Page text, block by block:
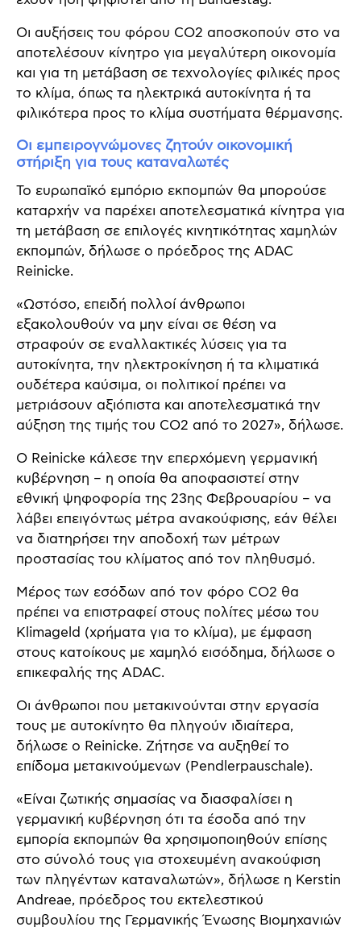
Οι αυξήσεις του φόρου CO2 αποσκοπούν στο να
αποτελέσουν κίνητρο για μεγαλύτερη οικονομία
και για τη μετάβαση σε τεχνολογίες φιλικές προς
το κλίμα, όπως τα ηλεκτρικά αυτοκίνητα ή τα
φιλικότερα προς το κλίμα συστήματα θέρμανσης.
Οι εμπειρογνώμονες ζητούν οικονομική
στήριξη για τους καταναλωτές
Το ευρωπαϊκό εμπόριο εκπομπών θα μπορούσε
καταρχήν να παρέχει αποτελεσματικά κίνητρα για
τη μετάβαση σε επιλογές κινητικότητας χαμηλών
εκπομπών, δήλωσε ο πρόεδρος της ADAC
Reinicke.
«Ωστόσο, επειδή πολλοί άνθρωποι
εξακολουθούν να μην είναι σε θέση να
στραφούν σε εναλλακτικές λύσεις για τα
αυτοκίνητα, την ηλεκτροκίνηση ή τα κλιματικά
ουδέτερα καύσιμα, οι πολιτικοί πρέπει να
μετριάσουν αξιόπιστα και αποτελεσματικά την
αύξηση της τιμής του CO2 από το 2027», δήλωσε.
Ο Reinicke κάλεσε την επερχόμενη γερμανική
κυβέρνηση – η οποία θα αποφασιστεί στην
εθνική ψηφοφορία της 23ης Φεβρουαρίου – να
λάβει επειγόντως μέτρα ανακούφισης, εάν θέλει
να διατηρήσει την αποδοχή των μέτρων
προστασίας του κλίματος από τον πληθυσμό.
Μέρος των εσόδων από τον φόρο CO2 θα
πρέπει να επιστραφεί στους πολίτες μέσω του
Klimageld (χρήματα για το κλίμα), με έμφαση
στους κατοίκους με χαμηλό εισόδημα, δήλωσε ο
επικεφαλής της ADAC.
Οι άνθρωποι που μετακινούνται στην εργασία
τους με αυτοκίνητο θα πληγούν ιδιαίτερα,
δήλωσε ο Reinicke. Ζήτησε να αυξηθεί το
επίδομα μετακινούμενων (Pendlerpauschale).
«Είναι ζωτικής σημασίας να διασφαλίσει η
γερμανική κυβέρνηση ότι τα έσοδα από την
εμπορία εκπομπών θα χρησιμοποιηθούν επίσης
στο σύνολό τους για στοχευμένη ανακούφιση
των πληγέντων καταναλωτών», δήλωσε η Kerstin
Andreae, πρόεδρος του εκτελεστικού
συμβουλίου της Γερμανικής Ένωσης Βιομηχανιών